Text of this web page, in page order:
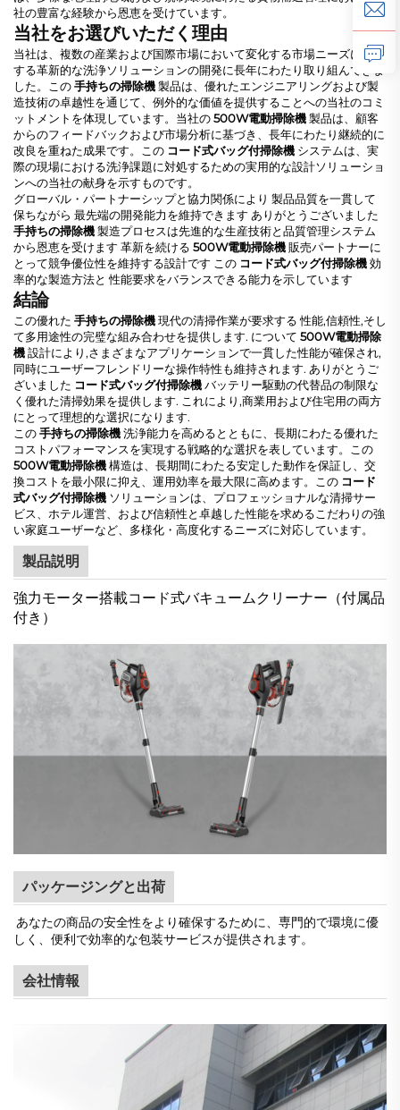
社の豊富な経験から恩恵を受けています。
当社をお選びいただく理由
当社は、複数の産業および国際市場において変化する市場ニーズに対応
する革新的な洗浄ソリューションの開発に長年にわたり取り組んできま
した。この手持ちの掃除機製品は、優れたエンジニアリングおよび製
造技術の卓越性を通じて、例外的な価値を提供することへの当社のコミ
ットメントを体現しています。当社の500W電動掃除機製品は、顧客
からのフィードバックおよび市場分析に基づき、長年にわたり継続的に
改良を重ねた成果です。この コード式バッグ付掃除機 システムは、実
際の現場における洗浄課題に対処するための実用的な設計ソリューショ
ンへの当社の献身を示すものです。
グローバル・パートナーシップと協力関係により 製品品質を一貫して
保ちながら 最先端の開発能力を維持できます ありがとうございました
手持ちの掃除機製造プロセスは先進的な生産技術と品質管理システム
から恩恵を受けます 革新を続ける 500W電動掃除機販売パートナーに
とって競争優位性を維持する設計です この コード式バッグ付掃除機効
率的な製造方法と 性能要求をバランスできる能力を示しています
結論
この優れた 手持ちの掃除機現代の清掃作業が要求する 性能,信頼性,そし
て多用途性の完璧な組み合わせを提供します. について 500W電動掃除
機設計により,さまざまなアプリケーションで一貫した性能が確保され,
同時にユーザーフレンドリーな操作特性も維持されます. ありがとうご
ざいました コード式バッグ付掃除機バッテリー駆動の代替品の制限な
く優れた清掃効果を提供します. これにより,商業用および住宅用の両方
にとって理想的な選択になります.
この手持ちの掃除機洗浄能力を高めるとともに、長期にわたる優れた
コストパフォーマンスを実現する戦略的な選択を表しています。この
500W電動掃除機構造は、長期間にわたる安定した動作を保証し、交
換コストを最小限に抑え、運用効率を最大限に高めます。この コード
式バッグ付掃除機 ソリューションは、プロフェッショナルな清掃サー
ビス、ホテル運営、および信頼性と卓越した性能を求めるこだわりの強
い家庭ユーザーなど、多様化・高度化するニーズに対応しています。
製品説明
強力モーター搭載コード式バキュームクリーナー（付属品
付き）
パッケージングと出荷
あなたの商品の安全性をより確保するために、専門的で環境に優
しく、便利で効率的な包装サービスが提供されます。
会社情報